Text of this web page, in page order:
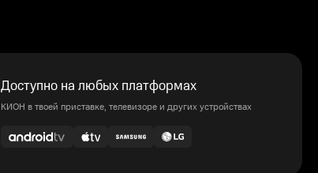
Доступно на любых платформах
КИОН в твоей приставке, телевизоре и других устройствах